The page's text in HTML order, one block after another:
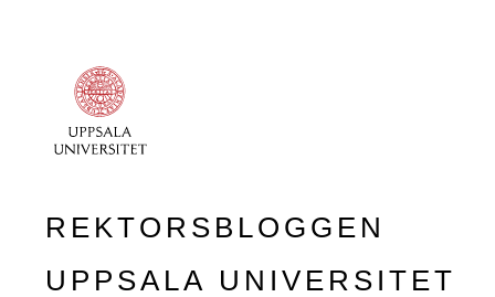
REKTORSBLOGGEN
UPPSALA UNIVERSITET